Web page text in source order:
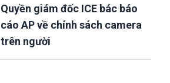
Quyền giám đốc ICE bác báo
cáo AP về chính sách camera
trên người